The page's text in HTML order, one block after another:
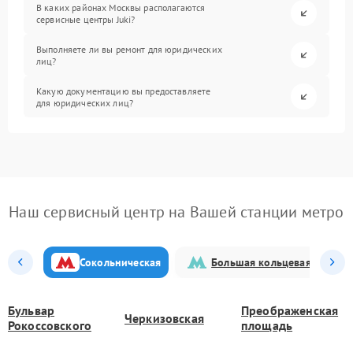
В каких районах Москвы располагаются
сервисные центры Juki?
Выполняете ли вы ремонт для юридических
лиц?
Какую документацию вы предоставляете
для юридических лиц?
Наш сервисный центр на Вашей станции метро
Сокольническая Большая кольцевая
Бульвар
Рокоссовского
Черкизовская
Преображенская
площадь